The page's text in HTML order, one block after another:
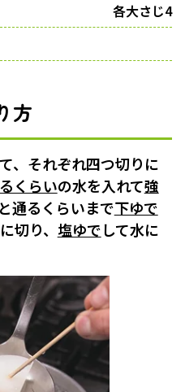
各大さじ4
方
、それぞれ四つ切りに
くらいの水を入れて強
通るくらいまで下ゆで
切り、 塩ゆでして水に